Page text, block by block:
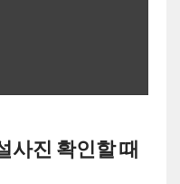
사진 확인할 때